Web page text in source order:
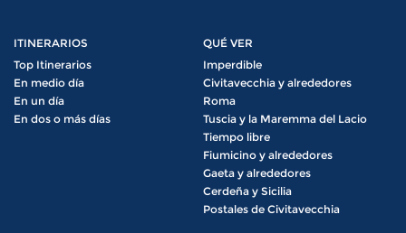
ITINERARIOS
Top Itinerarios
En medio día
En un día
En dos o más días
QUÉ VER
Imperdible
Civitavecchia y alrededores
Roma
Tuscia y la Maremma del Lacio
Tiempo libre
Fiumicino y alrededores
Gaeta y alrededores
Cerdeña y Sicilia
Postales de Civitavecchia